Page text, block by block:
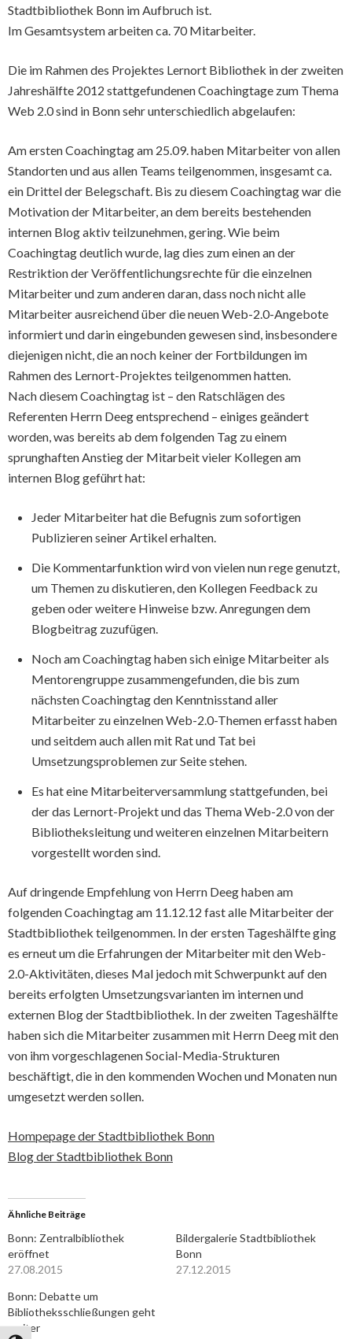
Stadtbibliothek Bonn im Aufbruch ist.
Im Gesamtsystem arbeiten ca. 70 Mitarbeiter.
Die im Rahmen des Projektes Lernort Bibliothek in der zweiten
Jahreshälfte 2012 stattgefundenen Coachingtage zum Thema
Web 2.0 sind in Bonn sehr unterschiedlich abgelaufen:
Am ersten Coachingtag am 25.09. haben Mitarbeiter von allen
Standorten und aus allen Teams teilgenommen, insgesamt ca.
ein Drittel der Belegschaft. Bis zu diesem Coachingtag war die
Motivation der Mitarbeiter, an dem bereits bestehenden
internen Blog aktiv teilzunehmen, gering. Wie beim
Coachingtag deutlich wurde, lag dies zum einen an der
Restriktion der Veröffentlichungsrechte für die einzelnen
Mitarbeiter und zum anderen daran, dass noch nicht alle
Mitarbeiter ausreichend über die neuen Web-2.0-Angebote
informiert und darin eingebunden gewesen sind, insbesondere
diejenigen nicht, die an noch keiner der Fortbildungen im
Rahmen des Lernort-Projektes teilgenommen hatten.
Nach diesem Coachingtag ist – den Ratschlägen des
Referenten Herrn Deeg entsprechend – einiges geändert
worden, was bereits ab dem folgenden Tag zu einem
sprunghaften Anstieg der Mitarbeit vieler Kollegen am
internen Blog geführt hat:
Jeder Mitarbeiter hat die Befugnis zum sofortigen
Publizieren seiner Artikel erhalten.
Die Kommentarfunktion wird von vielen nun rege genutzt,
um Themen zu diskutieren, den Kollegen Feedback zu
geben oder weitere Hinweise bzw. Anregungen dem
Blogbeitrag zuzufügen.
Noch am Coachingtag haben sich einige Mitarbeiter als
Mentorengruppe zusammengefunden, die bis zum
nächsten Coachingtag den Kenntnisstand aller
Mitarbeiter zu einzelnen Web-2.0-Themen erfasst haben
und seitdem auch allen mit Rat und Tat bei
Umsetzungsproblemen zur Seite stehen.
Es hat eine Mitarbeiterversammlung stattgefunden, bei
der das Lernort-Projekt und das Thema Web-2.0 von der
Bibliotheksleitung und weiteren einzelnen Mitarbeitern
vorgestellt worden sind.
Auf dringende Empfehlung von Herrn Deeg haben am
folgenden Coachingtag am 11.12.12 fast alle Mitarbeiter der
Stadtbibliothek teilgenommen. In der ersten Tageshälfte ging
es erneut um die Erfahrungen der Mitarbeiter mit den Web-
2.0-Aktivitäten, dieses Mal jedoch mit Schwerpunkt auf den
bereits erfolgten Umsetzungsvarianten im internen und
externen Blog der Stadtbibliothek. In der zweiten Tageshälfte
haben sich die Mitarbeiter zusammen mit Herrn Deeg mit den
von ihm vorgeschlagenen Social-Media-Strukturen
beschäftigt, die in den kommenden Wochen und Monaten nun
umgesetzt werden sollen.
Hompepage der Stadtbibliothek Bonn
Blog der Stadtbibliothek Bonn
Ähnliche Beiträge
Bonn: Zentralbibliothek
eröffnet
27.08.2015
Bildergalerie Stadtbibliothek
Bonn
27.12.2015
Bonn: Debatte um
Bibliotheksschließungen geht
weiter